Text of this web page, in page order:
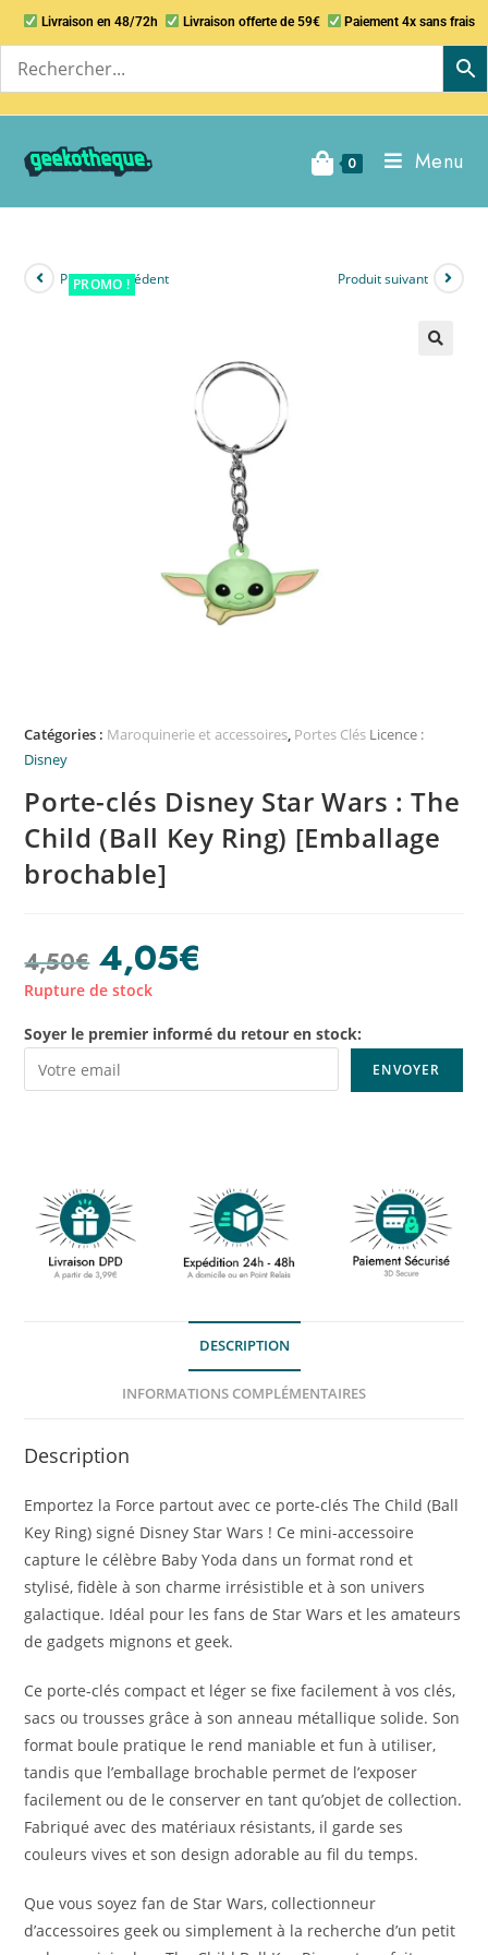
Livraison en 48/72h Livraison offerte de 59€ Paiement 4x sans frais
0 Menu
PROMO !
Produit précédent Produit suivant
Catégories : Maroquinerie et accessoires, Portes Clés Licence :
Disney
Porte-clés Disney Star Wars : The
Child (Ball Key Ring) [Emballage
brochable]
4,50€ 4,05€
Rupture de stock
Soyer le premier informé du retour en stock:
DESCRIPTION
INFORMATIONS COMPLÉMENTAIRES
Description
Emportez la Force partout avec ce porte-clés The Child (Ball
Key Ring) signé Disney Star Wars ! Ce mini-accessoire
capture le célèbre Baby Yoda dans un format rond et
stylisé, fidèle à son charme irrésistible et à son univers
galactique. Idéal pour les fans de Star Wars et les amateurs
de gadgets mignons et geek.
Ce porte-clés compact et léger se fixe facilement à vos clés,
sacs ou trousses grâce à son anneau métallique solide. Son
format boule pratique le rend maniable et fun à utiliser,
tandis que l’emballage brochable permet de l’exposer
facilement ou de le conserver en tant qu’objet de collection.
Fabriqué avec des matériaux résistants, il garde ses
couleurs vives et son design adorable au fil du temps.
Que vous soyez fan de Star Wars, collectionneur
d’accessoires geek ou simplement à la recherche d’un petit